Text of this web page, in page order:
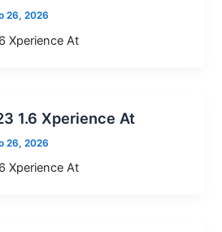
26, 2026
Xperience At
1.6 Xperience At
26, 2026
Xperience At